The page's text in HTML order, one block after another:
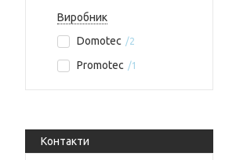
Виробник
Domotec
2
Promotec 1
Контакти